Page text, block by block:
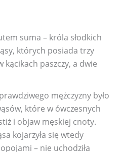
suma – króla słodkich
których posiada trzy
kącikach paszczy, a dwie
mężczyzny było
które w ówczesnych
i objaw męskiej cnoty.
kojarzyła się wtedy
– nie uchodziła